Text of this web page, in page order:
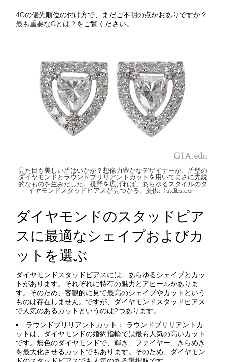
4Cの優先順位の付け方で、まだご不明の点がおありですか？
最も重要なCとは？ をご覧ください。
見た目も美しい盾はいかが？想像力豊かなデザイナーが、盾型の
ダイヤモンドとラウンドブリリアントカットを用いてまさに先鋭
的なものを生みだした。視野を広げれば、あらゆるスタイルのダ
イヤモンドスタッドピアスが見つかる。提供: 1stdibs.com
ダイヤモンドのスタッドピア
スに最適なシェイプおよびカ
ットを選ぶ
ダイヤモンドスタッドピアスには、あらゆるシェイプとカッ
トがあります。それぞれに特有の魅力とアピールがありま
す。そのため、客観的に見て最高のシェイプやカットという
ものは存在しません。ですが、ダイヤモンドスタッドピアス
で人気のあるカットというのは2つあります。
ラウンドブリリアントカット： ラウンドブリリアントカ
ットは、ダイヤモンドの婚約指輪では最も人気の高いカット
です。無色のダイヤモンドで、輝き、ファイヤー、きらめき
を最大化させるカットでもあります。そのため、ダイヤモン